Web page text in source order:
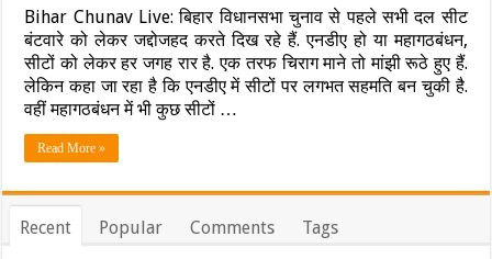
चुनाव
2025:
RJD
और
कांग्रेस
तय,
Bihar Chunav Live: बिहार विधानसभा चुनाव से पहले सभी दल सीट
बंटवारे को लेकर जद्दोजहद करते दिख रहे हैं. एनडीए हो या महागठबंधन,
सीटों को लेकर हर जगह रार है. एक तरफ चिराग माने तो मांझी रूठे हुए हैं.
लेकिन कहा जा रहा है कि एनडीए में सीटों पर लगभत सहमति बन चुकी है.
वहीं महागठबंधन में भी कुछ सीटों …
Read More »
Recent Popular Comments Tags